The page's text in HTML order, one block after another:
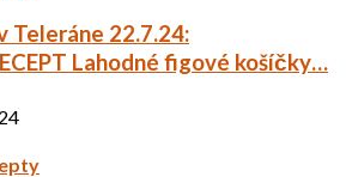
Teleráne 22.7.24:
Lahodné figové košíčky…